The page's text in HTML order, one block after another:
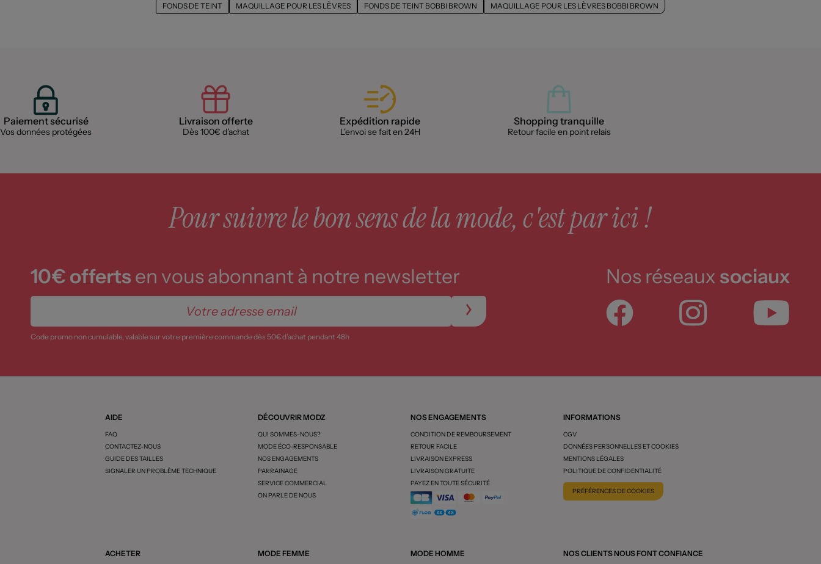
FONDS DE TEINT MAQUILLAGE POUR LES LÈVRES FONDS DE TEINT BOBBI BROWN MAQUILLAGE POUR LES LÈVRES BOBBI BROWN
Paiement sécurisé
Vos données protégées
Livraison offerte
Dès 100€ d'achat
Expédition rapide
L'envoi se fait en 24H
Shopping tranquille
Retour facile en point relais
Pour suivre le bon sens de la mode, c'est par ici !
10€ offerts en vous abonnant à notre newsletter
Code promo non cumulable, valable sur votre première commande dès 50€ d’achat pendant 48h
Nos réseaux sociaux
AIDE
FAQ
CONTACTEZ-NOUS
GUIDE DES TAILLES
SIGNALER UN PROBLÈME TECHNIQUE
DÉCOUVRIR MODZ
QUI SOMMES-NOUS?
MODE ÉCO-RESPONSABLE
NOS ENGAGEMENTS
PARRAINAGE
SERVICE COMMERCIAL
ON PARLE DE NOUS
NOS ENGAGEMENTS
CONDITION DE REMBOURSEMENT
RETOUR FACILE
LIVRAISON EXPRESS
LIVRAISON GRATUITE
PAYEZ EN TOUTE SÉCURITÉ
INFORMATIONS
CGV
DONNÉES PERSONNELLES ET COOKIES
MENTIONS LÉGALES
POLITIQUE DE CONFIDENTIALITÉ
PRÉFÉRENCES DE COOKIES
ACHETER MODE FEMME MODE HOMME NOS CLIENTS NOUS FONT CONFIANCE